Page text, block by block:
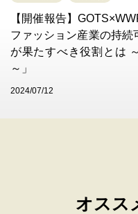
【開催報告】
ファッション産業の持続
が果たすべき役割とは
～」
2024/07/12
オスス